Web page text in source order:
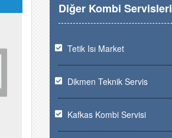
Diğer Kombi Servisleri
Tetik Isı Market
Dikmen Teknik Servis
Kafkas Kombi Servisi